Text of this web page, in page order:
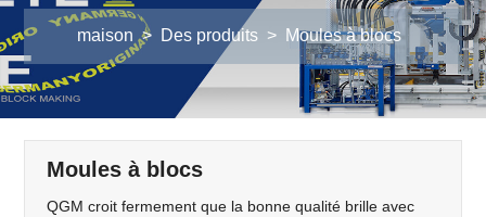
maison > Des produits > Moules à blocs
Moules à blocs
QGM croit fermement que la bonne qualité brille avec